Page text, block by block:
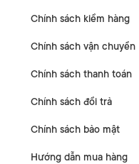
Chính sách kiểm hàng
Chính sách vận chuyển
Chính sách thanh toán
Chính sách đổi trả
Chính sách bảo mật
Hướng dẫn mua hàng